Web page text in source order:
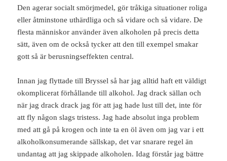
Den agerar socialt smörjmedel, gör tråkiga situationer roliga
eller åtminstone uthärdliga och så vidare och så vidare. De
flesta människor använder även alkoholen på precis detta
sätt, även om de också tycker att den till exempel smakar
gott så är berusningseffekten central.
Innan jag flyttade till Bryssel så har jag alltid haft ett väldigt
okomplicerat förhållande till alkohol. Jag drack sällan och
när jag drack drack jag för att jag hade lust till det, inte för
att fly någon slags tristess. Jag hade absolut inga problem
med att gå på krogen och inte ta en öl även om jag var i ett
alkoholkonsumerande sällskap, det var snarare regel än
undantag att jag skippade alkoholen. Idag förstår jag bättre